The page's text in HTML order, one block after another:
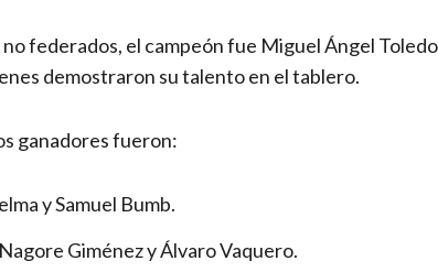
federados, el campeón fue Miguel Ángel
demostraron su talento en el tablero.
ganadores fueron:
y Samuel Bumb.
Giménez y Álvaro Vaquero.